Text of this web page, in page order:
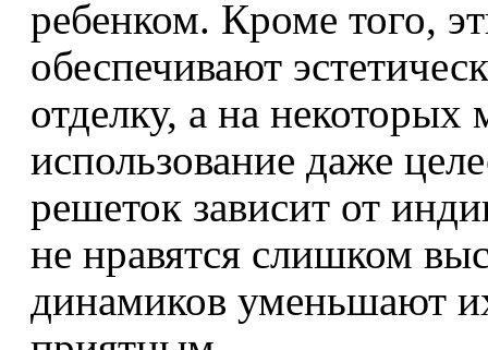
ребенком. Кроме того,
обеспечивают
отделку, а на
использование даже
решеток зависит от
не нравятся слишком
динамиков уменьшают